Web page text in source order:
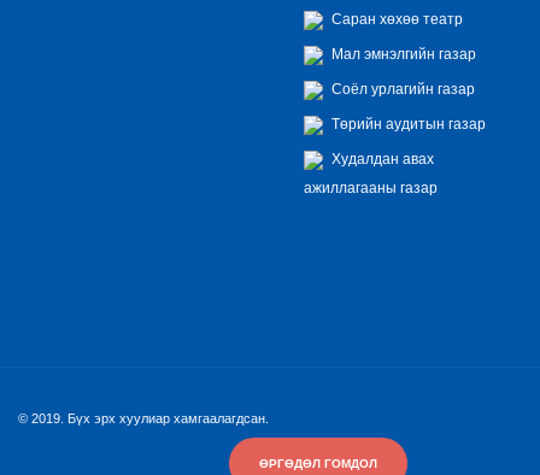
ӨРГӨДӨЛ ГОМДОЛ
Саран хөхөө театр
Мал эмнэлгийн газар
Соёл урлагийн газар
Төрийн аудитын газар
Худалдан авах
ажиллагааны газар
© 2019. Бүх эрх хуулиар хамгаалагдсан.